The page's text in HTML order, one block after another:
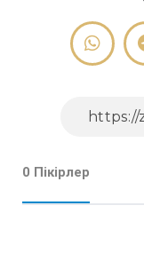
0 Пікірлер